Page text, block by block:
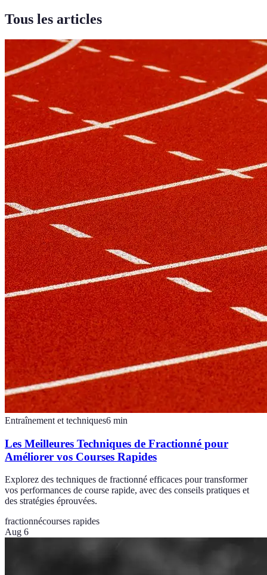
Tous les articles
Entraînement et techniques6 min
Les Meilleures Techniques de Fractionné pour
Améliorer vos Courses Rapides
Explorez des techniques de fractionné efficaces pour transformer
vos performances de course rapide, avec des conseils pratiques et
des stratégies éprouvées.
fractionnécourses rapides
Aug 6